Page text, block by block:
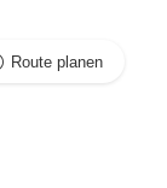
Route planen